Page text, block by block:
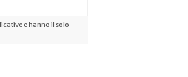
e hanno il solo